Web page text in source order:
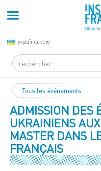
українською
Search
Tous les événements
ADMISSION DES
UKRAINIENS
MASTER DANS
FRANÇAIS